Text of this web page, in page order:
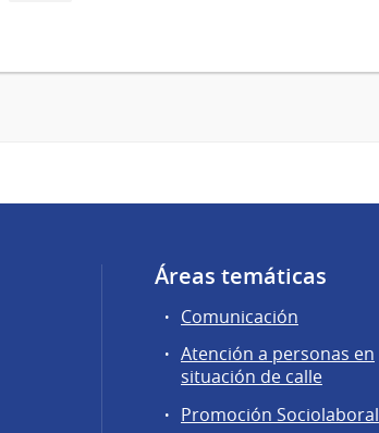
Áreas temáticas
Comunicación
Atención a personas en
situación de calle
Promoción Sociolaboral